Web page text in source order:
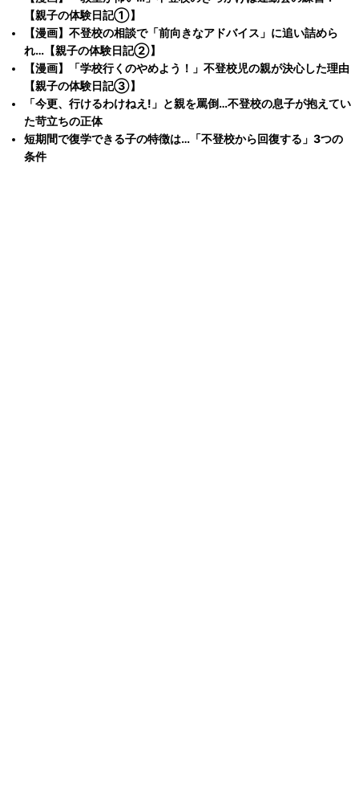
【親子の体験日記①】
【漫画】不登校の相談で「前向きなアドバイス」に追い詰めら
れ…【親子の体験日記②】
【漫画】「学校行くのやめよう！」不登校児の親が決心した理由
【親子の体験日記③】
「今更、行けるわけねえ!」と親を罵倒…不登校の息子が抱えてい
た苛立ちの正体
短期間で復学できる子の特徴は…「不登校から回復する」3つの
条件